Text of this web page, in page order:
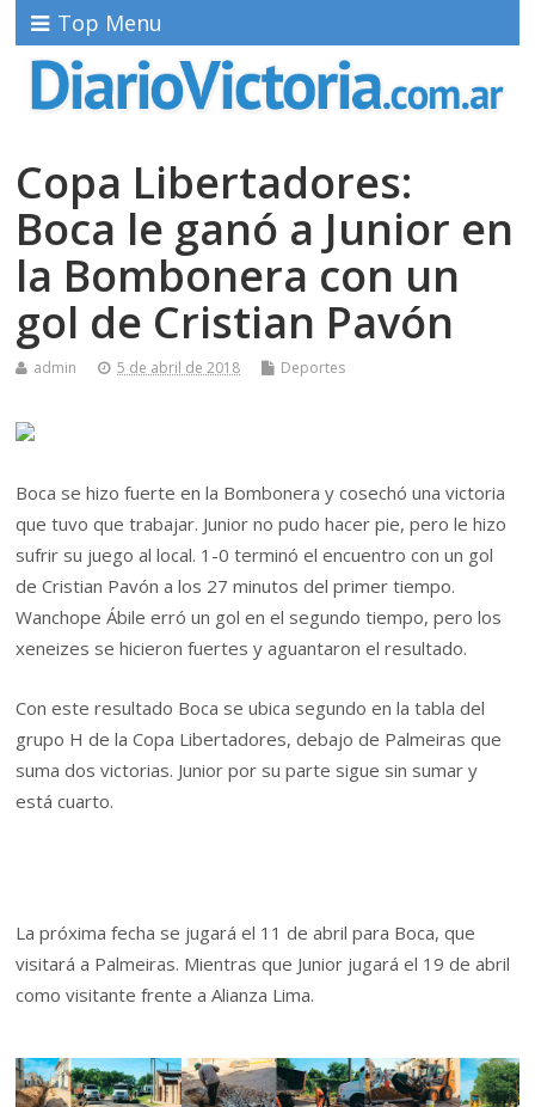
Top Menu
Copa Libertadores:
Boca le ganó a Junior en
la Bombonera con un
gol de Cristian Pavón
admin 5 de abril de 2018 Deportes
Boca se hizo fuerte en la Bombonera y cosechó una victoria
que tuvo que trabajar. Junior no pudo hacer pie, pero le hizo
sufrir su juego al local. 1-0 terminó el encuentro con un gol
de Cristian Pavón a los 27 minutos del primer tiempo.
Wanchope Ábile erró un gol en el segundo tiempo, pero los
xeneizes se hicieron fuertes y aguantaron el resultado.
Con este resultado Boca se ubica segundo en la tabla del
grupo H de la Copa Libertadores, debajo de Palmeiras que
suma dos victorias. Junior por su parte sigue sin sumar y
está cuarto.
La próxima fecha se jugará el 11 de abril para Boca, que
visitará a Palmeiras. Mientras que Junior jugará el 19 de abril
como visitante frente a Alianza Lima.